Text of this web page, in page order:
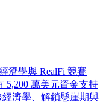
濟學與 RealFi 競賽
5,200 萬美元資金支持
經濟學、解鎖懸崖期與